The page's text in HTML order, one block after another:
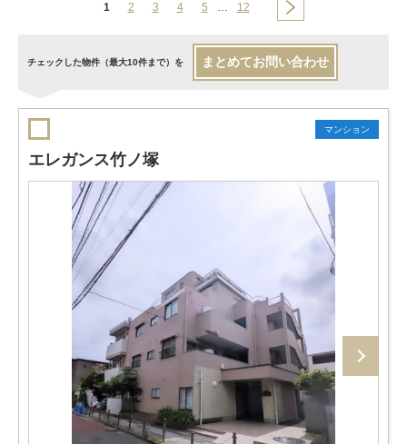
1 2 3 4 5 … 12
チェックした物件（最大10件まで）を まとめてお問い合わせ
マンション
エレガンス竹ノ塚